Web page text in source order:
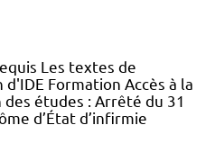
Les textes de
Formation Accès à la
études : Arrêté du 31
d’État d’infirmie